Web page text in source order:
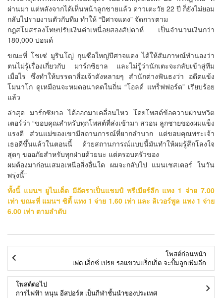
ผ่านมา แต่หลังจากได้เห็นหน้าลูกชายแล้ว ดาวเตะวัย 22 ปี ก็ยังไม่ยอม
กลับไปรายงานตัวกับทีม ทำให้ “ปีศาจแดง” จัดการตาม
กฎสโมสรลงโทษปรับเงินค่าเหนื่อยสองสัปดาห์ เป็นจำนวนเงินกว่า
180,000 ปอนด์
ขณะที่ โชเซ่ มูรินโญ่ กุนซือใหญ่ปีศาจแดง ได้ให้สัมภาษณ์ทำนองว่า
ตนไม่รู้เรื่องเกี่ยวกับ มาร์กซิยาล และไม่รู้ว่านักเตะจะกลับเข้าสู่ทีม
เมื่อไร ซึ่งทำให้บรรดาสื่อเจ้าดังหลายๆ สำนักต่างฟันธงว่า อดีตแข้ง
โมนาโก ดูเหมือนจะหมดอนาคตในถิ่น “โอลด์ แทร็ฟฟอร์ด” เรียบร้อย
แล้ว
ล่าสุด มาร์กซิยาล ได้ออกมาเคลื่อนไหว โดยโพสต์ข้อความผ่านทวิต
เตอร์ว่า “ขอบคุณสำหรับทุกโพสต์ที่ส่งเข้ามา สวอน ลูกชายของผมแข็ง
แรงดี ส่วนแม่ของเขามีสถานการณ์ที่ยากลำบาก แต่ขอบคุณพระเจ้า
เธอดีขึ้นแล้วในตอนนี้ ด้วยสถานการณ์แบบนี้มันทำให้ผมรู้สึกโลงใจ
สุดๆ ขออภัยสำหรับทุกฝ่ายด้วยนะ แต่ครอบครัวของ
ผมต้องมาก่อนเสมอเหนือสิ่งอื่นใด ผมจะกลับไป แมนเชสเตอร์ ในวัน
พรุ่งนี้”
ทั้งนี้ แมนฯ ยูไนเต็ด มีอัตราเป็นแชมป์ พรีเมียร์ลีก แทง 1 จ่าย 7.00
เท่า ขณะที่ แมนฯ ซิตี้ แทง 1 จ่าย 1.60 เท่า และ ลิเวอร์พูล แทง 1 จ่าย
6.00 เท่า ตามลำดับ
โพสต์ก่อนหน้า
เฟด เอ็กซ์ เปรย รอแขวนแร็กเก็ต จะปั้มลูกเพิ่มอีก
โพสต์ต่อไป
การไฟฟ้า หนุน อีสปอร์ต เป็นกีฬาชั้นนำของประเทศ